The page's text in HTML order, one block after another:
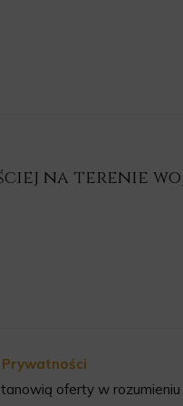
na terenie
oferty w